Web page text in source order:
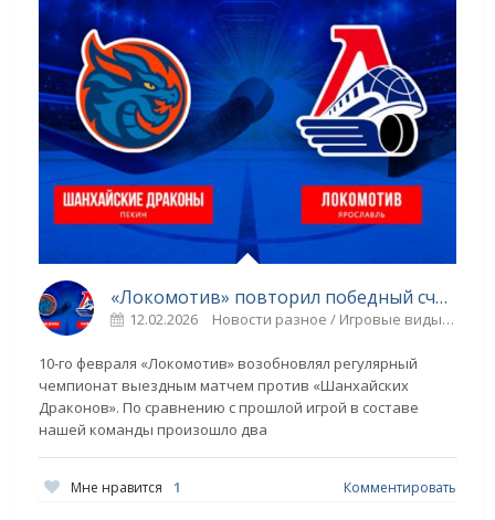
«Локомотив» повторил победный счёт с «Драконами» - «Ярославский спорт»
12.02.2026 Новости разное / Игровые виды спорта / Другие виды спорта / Плавание / Спорт / Парапланеризм / ТЕННИС / ГОЛЬФ / ЛЕГКАЯ АТЛЕТИКА
10-го февраля «Локомотив» возобновлял регулярный
чемпионат выездным матчем против «Шанхайских
Драконов». По сравнению с прошлой игрой в составе
нашей команды произошло два
Мне нравится 1 Комментировать